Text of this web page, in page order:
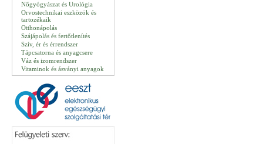
Nőgyógyászat és Urológia
Orvostechnikai eszközök és
tartozékaik
Otthonápolás
Szájápolás és fertőtlenítés
Szív, ér és érrendszer
Tápcsatorna és anyagcsere
Váz és izomrendszer
Vitaminok és ásványi anyagok